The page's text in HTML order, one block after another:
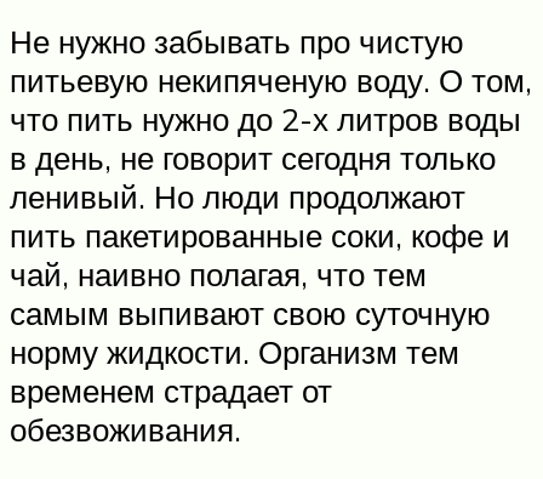
Не нужно забывать про чистую
питьевую некипяченую воду. О том,
что пить нужно до 2-х литров воды
в день, не говорит сегодня только
ленивый. Но люди продолжают
пить пакетированные соки, кофе и
чай, наивно полагая, что тем
самым выпивают свою суточную
норму жидкости. Организм тем
временем страдает от
обезвоживания.